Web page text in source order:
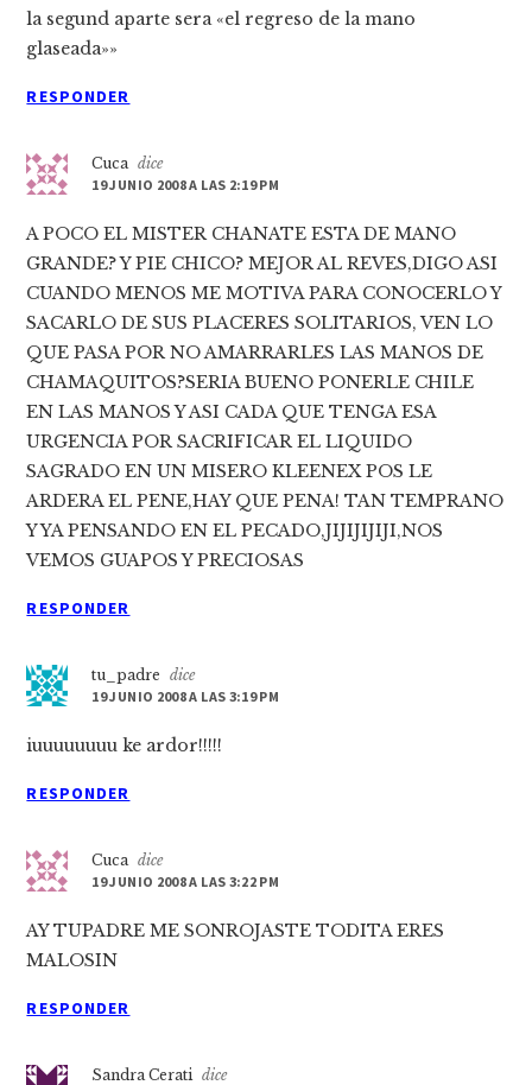
la segund aparte sera «el regreso de la mano
glaseada»»
RESPONDER
Cuca dice
19 JUNIO 2008 A LAS 2:19 PM
A POCO EL MISTER CHANATE ESTA DE MANO
GRANDE? Y PIE CHICO? MEJOR AL REVES,DIGO ASI
CUANDO MENOS ME MOTIVA PARA CONOCERLO Y
SACARLO DE SUS PLACERES SOLITARIOS, VEN LO
QUE PASA POR NO AMARRARLES LAS MANOS DE
CHAMAQUITOS?SERIA BUENO PONERLE CHILE
EN LAS MANOS Y ASI CADA QUE TENGA ESA
URGENCIA POR SACRIFICAR EL LIQUIDO
SAGRADO EN UN MISERO KLEENEX POS LE
ARDERA EL PENE,HAY QUE PENA! TAN TEMPRANO
Y YA PENSANDO EN EL PECADO,JIJIJIJIJI,NOS
VEMOS GUAPOS Y PRECIOSAS
RESPONDER
tu_padre
dice
19 JUNIO 2008 A LAS 3:19 PM
iuuuuuuuu ke ardor!!!!!
RESPONDER
Cuca dice
19 JUNIO 2008 A LAS 3:22 PM
AY TUPADRE ME SONROJASTE TODITA ERES
MALOSIN
RESPONDER
Sandra Cerati dice